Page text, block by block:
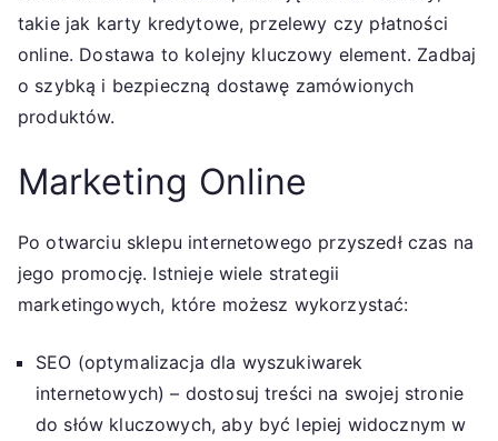
takie jak karty kredytowe, przelewy czy płatności
online. Dostawa to kolejny kluczowy element. Zadbaj
o szybką i bezpieczną dostawę zamówionych
produktów.
Marketing Online
Po otwarciu sklepu internetowego przyszedł czas na
jego promocję. Istnieje wiele strategii
marketingowych, które możesz wykorzystać:
SEO (optymalizacja dla wyszukiwarek
internetowych) – dostosuj treści na swojej stronie
do słów kluczowych, aby być lepiej widocznym w